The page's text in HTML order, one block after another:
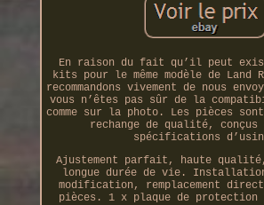
En raison du fait qu’il peut
kits pour le même modèle de Land
recommandons vivement de nous
vous n’êtes pas sûr de la
comme sur la photo. Les pièces
rechange de qualité,
spécifications
Ajustement parfait, haute
longue durée de vie.
modification, remplacement direct
pièces. 1 x plaque de protection